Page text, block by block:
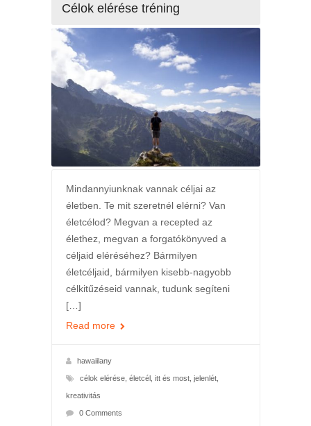
Célok elérése tréning
Mindannyiunknak vannak céljai az
életben. Te mit szeretnél elérni? Van
életcélod? Megvan a recepted az
élethez, megvan a forgatókönyved a
céljaid eléréséhez? Bármilyen
életcéljaid, bármilyen kisebb-nagyobb
célkitűzéseid vannak, tudunk segíteni
[…]
Read more
hawaiilany
célok elérése, életcél, itt és most, jelenlét,
kreativitás
0 Comments